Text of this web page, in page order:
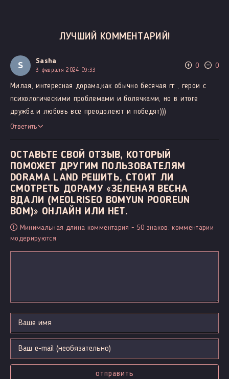
ЛУЧШИЙ КОММЕНТАРИЙ!
S Sasha
3 февраля 2024 09:33
0 0
Милая, интересная дорама,как обычно бесячая гг , герои с
психологическими проблемами и болячками, но в итоге
дружба и любовь все преодолеют и победят)))
Ответить
ОСТАВЬТЕ СВОЙ ОТЗЫВ, КОТОРЫЙ
ПОМОЖЕТ ДРУГИМ ПОЛЬЗОВАТЕЛЯМ
DORAMA LAND РЕШИТЬ, СТОИТ ЛИ
СМОТРЕТЬ ДОРАМУ «ЗЕЛЕНАЯ ВЕСНА
ВДАЛИ (MEOLRISEO BOMYUN POOREUN
BOM)» ОНЛАЙН ИЛИ НЕТ.
Минимальная длина комментария - 50 знаков. комментарии
модерируются
отправить